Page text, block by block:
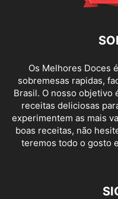
Os Melhores Doces
sobremesas rapidas,
Brasil. O nosso objetivo
receitas deliciosas
experimentem as mais
boas receitas, não
teremos todo o gosto